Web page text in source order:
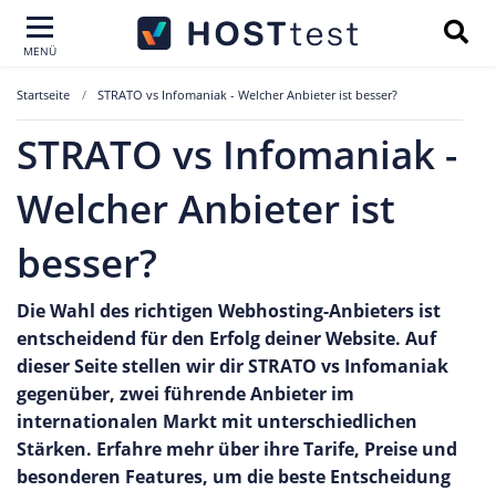
MENÜ
Startseite STRATO vs Infomaniak - Welcher Anbieter ist besser?
STRATO vs Infomaniak -
Welcher Anbieter ist
besser?
Die Wahl des richtigen Webhosting-Anbieters ist
entscheidend für den Erfolg deiner Website. Auf
dieser Seite stellen wir dir STRATO vs Infomaniak
gegenüber, zwei führende Anbieter im
internationalen Markt mit unterschiedlichen
Stärken. Erfahre mehr über ihre Tarife, Preise und
besonderen Features, um die beste Entscheidung